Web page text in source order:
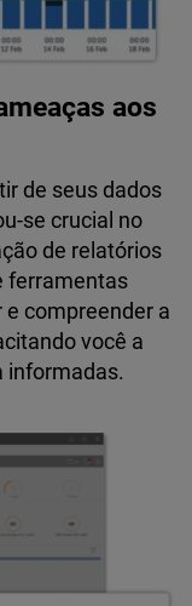
aos
de seus dados
se crucial no
de relatórios
ferramentas
e compreender a
você a
informadas.